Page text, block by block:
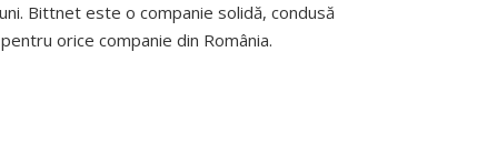
Bittnet este o companie solidă, condusă
orice companie din România.